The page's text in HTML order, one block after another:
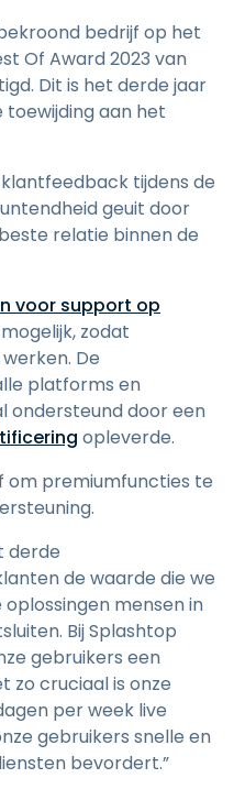
한국어
ภาษาไทย
Bahasa
bedrijf op het
Of Award 2023 van
Dit is het derde jaar
aan het
tijdens de
geuit door
relatie binnen de
voor support op
zodat
De
platforms en
ondersteund door een
opleverde.
om premiumfuncties te
derde
de waarde die we
mensen in
Bij Splashtop
gebruikers een
zo cruciaal is onze
per week live
gebruikers snelle en
bevordert.”